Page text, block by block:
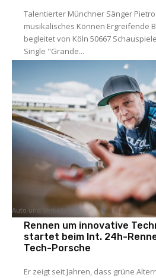
Talentierter Münchner Sänger
musikalisches Können Ergreifende Ballade wird stimmlich
begleitet von Köln 50667
Single "Grande...
Auto und Verkehr
Rennen um innovative
startet beim Int. 24h-
Tech-Porsche
Er zeigt seit Jahren, dass grüne